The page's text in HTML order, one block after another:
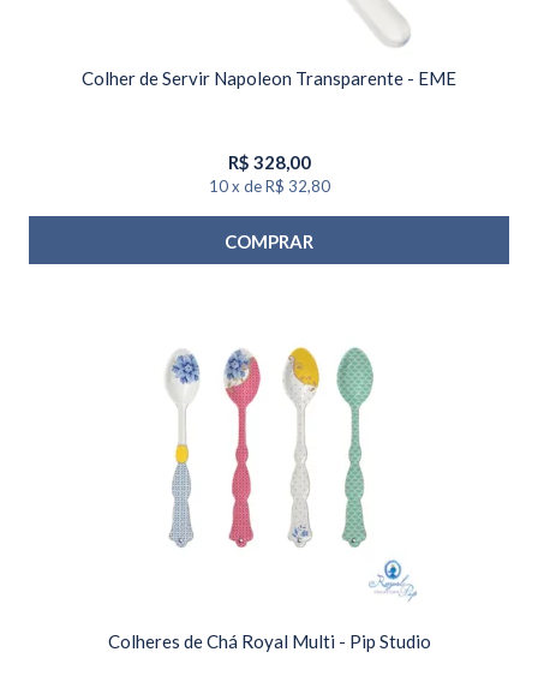
Colher de Servir Napoleon Transparente - EME
R$ 328,00
10 x de R$ 32,80
COMPRAR
Colheres de Chá Royal Multi - Pip Studio